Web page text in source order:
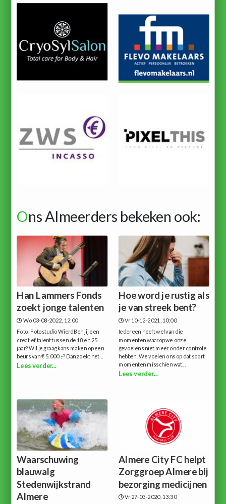
Ons Almeerders bekeken ook:
Han Lammers Fonds
zoekt jonge talenten
Wo 03-08-2022, 12:00
Foto: Fotostudio WierdBen jij een
creatief talent tussen de 18 en 25
jaar? Wil je graag kans maken op een
beurs van € 5.000 ,-? Dan zoekt het...
Lees verder...
Hoe word je rustig als
je van streek bent?
Vr 10-12-2021, 10:00
Iedereen heeft wel van die
momenten waarop we onze
gevoelens niet meer onder controle
hebben. We voelen ons op dat soort
momenten misschien wat...
Lees verder...
Waarschuwing
blauwalg
Stedenwijkstrand
Almere
Almere City FC helpt
Zorggroep Almere bij
bezorging medicijnen
Vr 27-03-2020, 13:30